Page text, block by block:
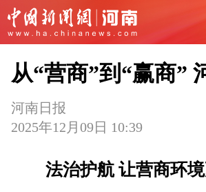
从“营商”到“赢商”
河南日报
2025年12月09日 10:39
法治护航 让营商环